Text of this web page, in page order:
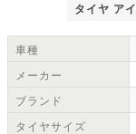
タイヤ ア
車種
メーカー
ブランド
タイヤサイズ